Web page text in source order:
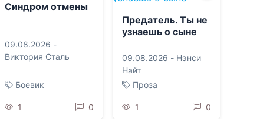
Синдром отмены
09.08.2026 -
Виктория Сталь
Боевик
1 0
Предатель. Ты не
узнаешь о сыне
09.08.2026 - Нэнси
Найт
Проза
1 0